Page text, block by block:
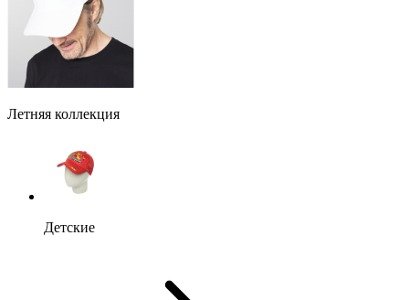
Летняя коллекция
Детские